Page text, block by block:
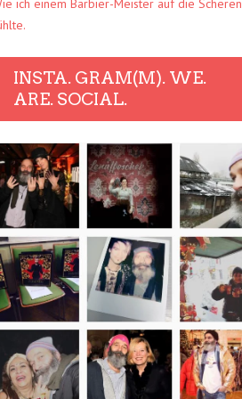
ich einem Barbier-Meister auf die Scheren
INSTA. GRAM(M). WE.
ARE. SOCIAL.